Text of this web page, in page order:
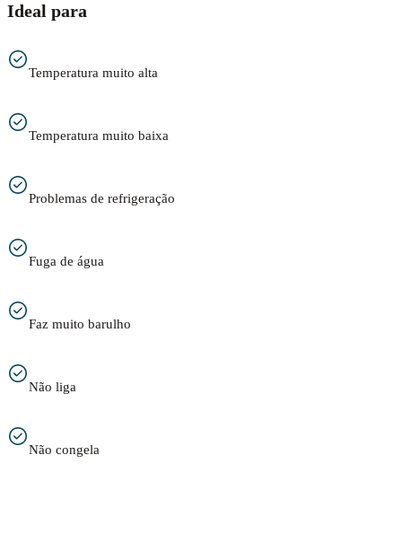
Ideal para
Temperatura muito alta
Temperatura muito baixa
Problemas de refrigeração
Fuga de água
Faz muito barulho
Não liga
Não congela